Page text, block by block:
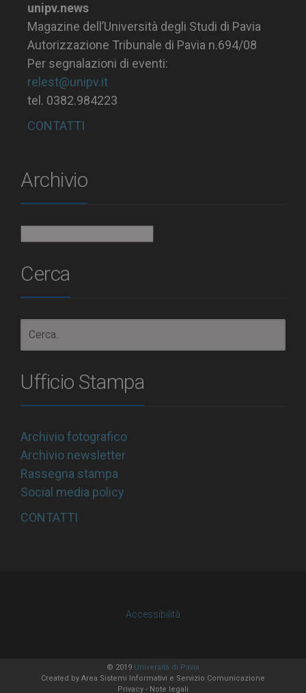
unipv.news
Magazine dell’Università degli Studi di Pavia
Autorizzazione Tribunale di Pavia n.694/08
Per segnalazioni di eventi:
relest@unipv.it
tel. 0382.984223
CONTATTI
Archivio
Cerca
Ufficio Stampa
Archivio fotografico
Archivio newsletter
Rassegna stampa
Social media policy
CONTATTI
Accessibilità
© 2019 Università di Pavia
Created by Area Sistemi Informativi e Servizio Comunicazione
Privacy - Note legali